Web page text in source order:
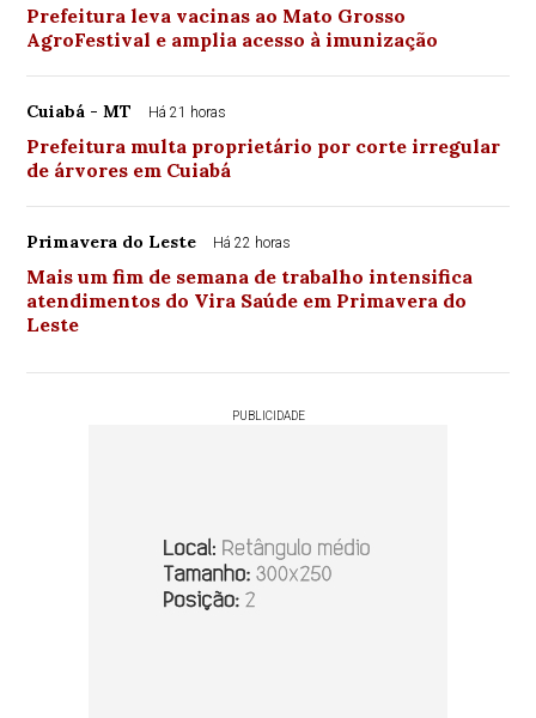
Prefeitura leva vacinas ao Mato Grosso
AgroFestival e amplia acesso à imunização
Cuiabá - MT Há 21 horas
Prefeitura multa proprietário por corte irregular
de árvores em Cuiabá
Primavera do Leste Há 22 horas
Mais um fim de semana de trabalho intensifica
atendimentos do Vira Saúde em Primavera do
Leste
PUBLICIDADE